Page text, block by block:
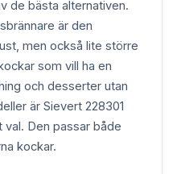
de bästa alternativen.
är den
men också lite större
som vill ha en
och desserter utan
är Sievert 228301
Den passar både
kockar.